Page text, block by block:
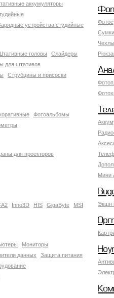
аккумуляторы
устройства студийные
головы
Слайдеры
для штативов
Струбцины и присоски
Фотоальбомы
Мини
для проекторов
Экшн
Inno3D HIS GigaByte
MSI
Мониторы
данных
Защита питания